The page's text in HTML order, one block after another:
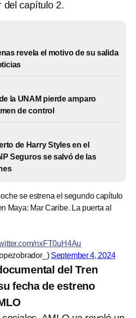
del capítulo 2.
revela el motivo de su salida
la UNAM pierde amparo
de control
de Harry Styles en el
Seguros se salvó de las
se estrena el segundo capítulo
Maya: Mar Caribe. La puerta al
nxFT0uH4Au
September 4, 2024
del Tren
fecha de estreno